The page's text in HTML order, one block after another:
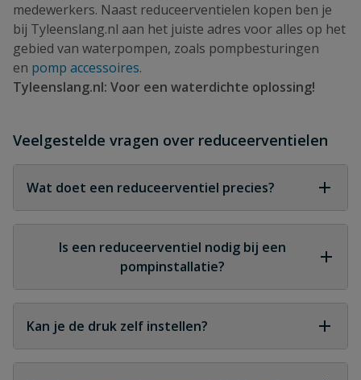
medewerkers. Naast reduceerventielen kopen ben je
bij Tyleenslang.nl aan het juiste adres voor alles op het
gebied van waterpompen, zoals pompbesturingen
en pomp accessoires.
Tyleenslang.nl: Voor een waterdichte oplossing!
Veelgestelde vragen over reduceerventielen
Wat doet een reduceerventiel precies?
Een reduceerventiel verlaagt en stabiliseert de
waterdruk in een leidingsysteem tot een vooraf
Is een reduceerventiel nodig bij een
pompinstallatie?
Wanneer de pomp meer druk levert dan je
leidingen of apparatuur aankunnen, is een
reduceerventiel sterk aanbevolen.
Kan je de druk zelf instellen?
Ja, de meeste reduceerventielen zijn verstelbaar